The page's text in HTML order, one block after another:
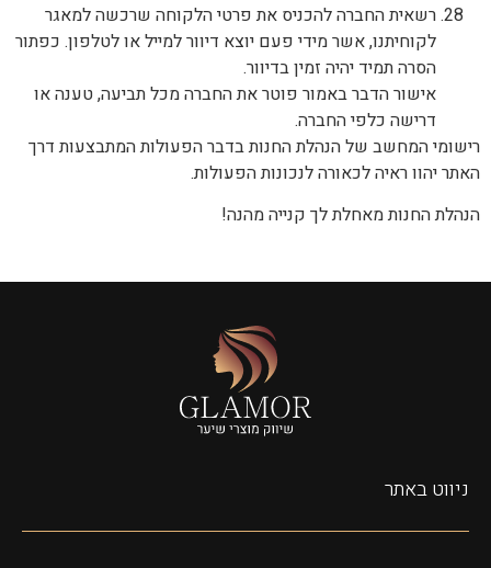
רשאית החברה להכניס את פרטי הלקוחה שרכשה למאגר
לקוחיתנו, אשר מידי פעם יוצא דיוור למייל או לטלפון. כפתור
הסרה תמיד יהיה זמין בדיוור.
אישור הדבר באמור פוטר את החברה מכל תביעה, טענה או
דרישה כלפי החברה.
רישומי המחשב של הנהלת החנות בדבר הפעולות המתבצעות דרך
האתר יהוו ראיה לכאורה לנכונות הפעולות.
הנהלת החנות מאחלת לך קנייה מהנה!
ניווט באתר